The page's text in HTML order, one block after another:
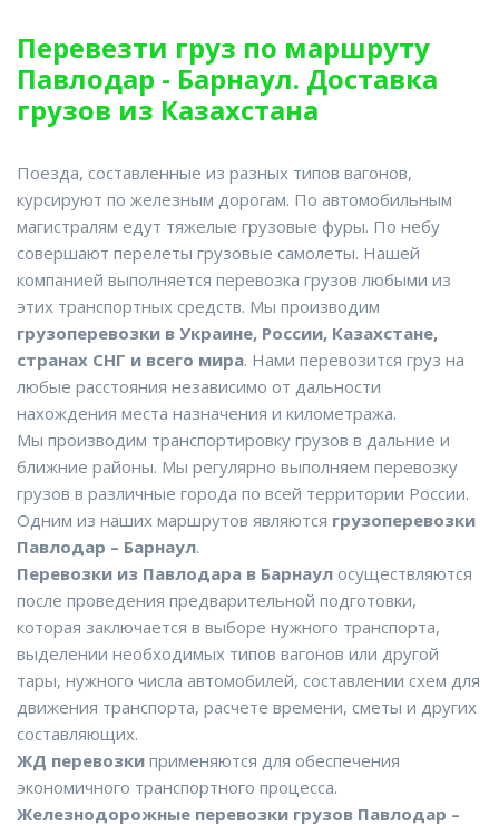
Перевезти груз по маршруту
Павлодар - Барнаул. Доставка
грузов из Казахстана
Поезда, составленные из разных типов вагонов,
курсируют по железным дорогам. По автомобильным
магистралям едут тяжелые грузовые фуры. По небу
совершают перелеты грузовые самолеты. Нашей
компанией выполняется перевозка грузов любыми из
этих транспортных средств. Мы производим
грузоперевозки в Украине, России, Казахстане,
странах СНГ и всего мира. Нами перевозится груз на
любые расстояния независимо от дальности
нахождения места назначения и километража.
Мы производим транспортировку грузов в дальние и
ближние районы. Мы регулярно выполняем перевозку
грузов в различные города по всей территории России.
Одним из наших маршрутов являются грузоперевозки
Павлодар – Барнаул.
Перевозки из Павлодара в Барнаул осуществляются
после проведения предварительной подготовки,
которая заключается в выборе нужного транспорта,
выделении необходимых типов вагонов или другой
тары, нужного числа автомобилей, составлении схем для
движения транспорта, расчете времени, сметы и других
составляющих.
ЖД перевозки применяются для обеспечения
экономичного транспортного процесса.
Железнодорожные перевозки грузов Павлодар –